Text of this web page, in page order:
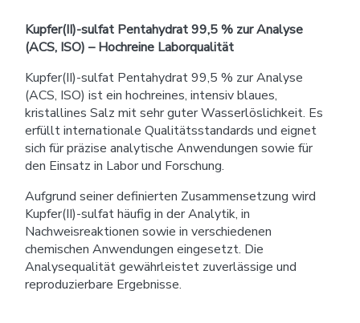
Kupfer(II)-sulfat Pentahydrat 99,5 % zur Analyse
(ACS, ISO) – Hochreine Laborqualität
Kupfer(II)-sulfat Pentahydrat 99,5 % zur Analyse
(ACS, ISO) ist ein hochreines, intensiv blaues,
kristallines Salz mit sehr guter Wasserlöslichkeit. Es
erfüllt internationale Qualitätsstandards und eignet
sich für präzise analytische Anwendungen sowie für
den Einsatz in Labor und Forschung.
Aufgrund seiner definierten Zusammensetzung wird
Kupfer(II)-sulfat häufig in der Analytik, in
Nachweisreaktionen sowie in verschiedenen
chemischen Anwendungen eingesetzt. Die
Analysequalität gewährleistet zuverlässige und
reproduzierbare Ergebnisse.